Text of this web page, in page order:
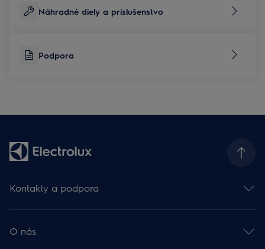
Náhradné diely a príslušenstvo
Podpora
Kontakty a podpora
Odber newslettra
Facebook 🡕
O nás